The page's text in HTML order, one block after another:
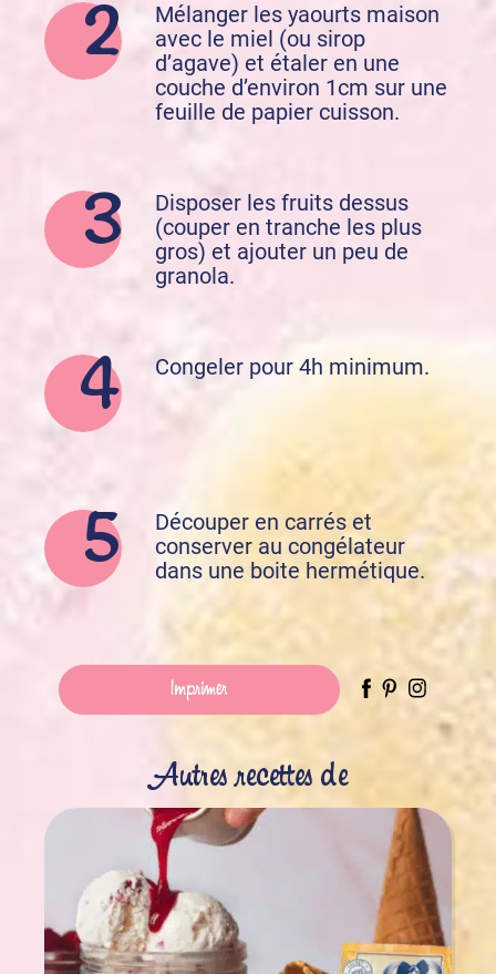
Imprimer
Mélanger les yaourts maison
avec le miel (ou sirop
d’agave) et étaler en une
couche d’environ 1cm sur une
feuille de papier cuisson.
Disposer les fruits dessus
(couper en tranche les plus
gros) et ajouter un peu de
granola.
Congeler pour 4h minimum.
Découper en carrés et
conserver au congélateur
dans une boite hermétique.
Autres recettes de